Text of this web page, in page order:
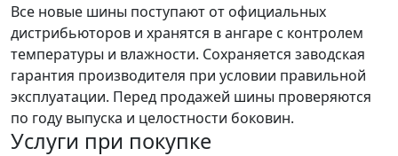
Все новые шины поступают от официальных
дистрибьюторов и хранятся в ангаре с контролем
температуры и влажности. Сохраняется заводская
гарантия производителя при условии правильной
эксплуатации. Перед продажей шины проверяются
по году выпуска и целостности боковин.
Услуги при покупке